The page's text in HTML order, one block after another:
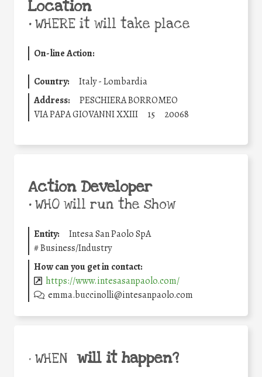
Location
•WHERE it will take place
On-line Action:
Country:
Italy - Lombardia
Address:
PESCHIERA BORROMEO
VIA PAPA GIOVANNI XXIII
15 20068
Action Developer
•WHO will run the show
Entity:
Intesa San Paolo SpA
#Business/Industry
How can you get in contact:
https://www.intesasanpaolo.com/
emma.buccinolli@intesanpaolo.com
• WHEN will it happen?